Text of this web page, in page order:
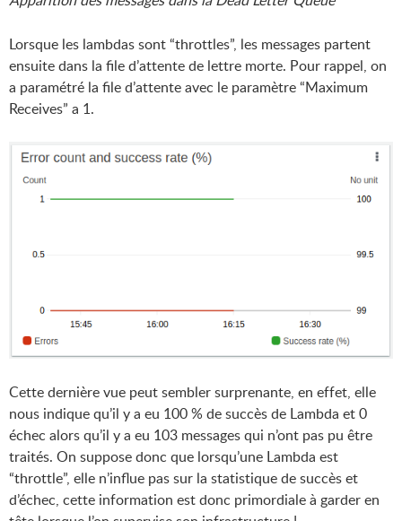
Lorsque les lambdas sont “throttles”, les messages partent
ensuite dans la file d’attente de lettre morte. Pour rappel, on
a paramétré la file d’attente avec le paramètre “Maximum
Receives” a 1.
Cette dernière vue peut sembler surprenante, en effet, elle
nous indique qu’il y a eu 100 % de succès de Lambda et 0
échec alors qu’il y a eu 103 messages qui n’ont pas pu être
traités. On suppose donc que lorsqu’une Lambda est
“throttle”, elle n’influe pas sur la statistique de succès et
d’échec, cette information est donc primordiale à garder en